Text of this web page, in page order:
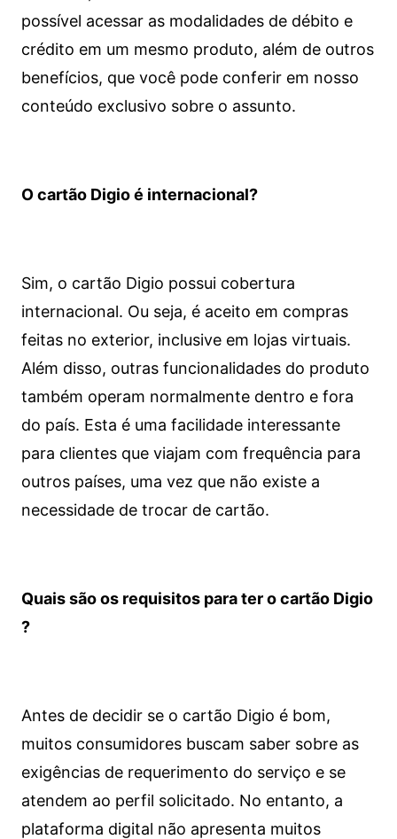
possível acessar as modalidades de débito e
crédito em um mesmo produto, além de outros
benefícios, que você pode conferir em nosso
conteúdo exclusivo sobre o assunto.
O cartão Digio é internacional?
Sim, o cartão Digio possui cobertura
internacional. Ou seja, é aceito em compras
feitas no exterior, inclusive em lojas virtuais.
Além disso, outras funcionalidades do produto
também operam normalmente dentro e fora
do país. Esta é uma facilidade interessante
para clientes que viajam com frequência para
outros países, uma vez que não existe a
necessidade de trocar de cartão.
Quais são os requisitos para ter o cartão Digio
?
Antes de decidir se o cartão Digio é bom,
muitos consumidores buscam saber sobre as
exigências de requerimento do serviço e se
atendem ao perfil solicitado. No entanto, a
plataforma digital não apresenta muitos